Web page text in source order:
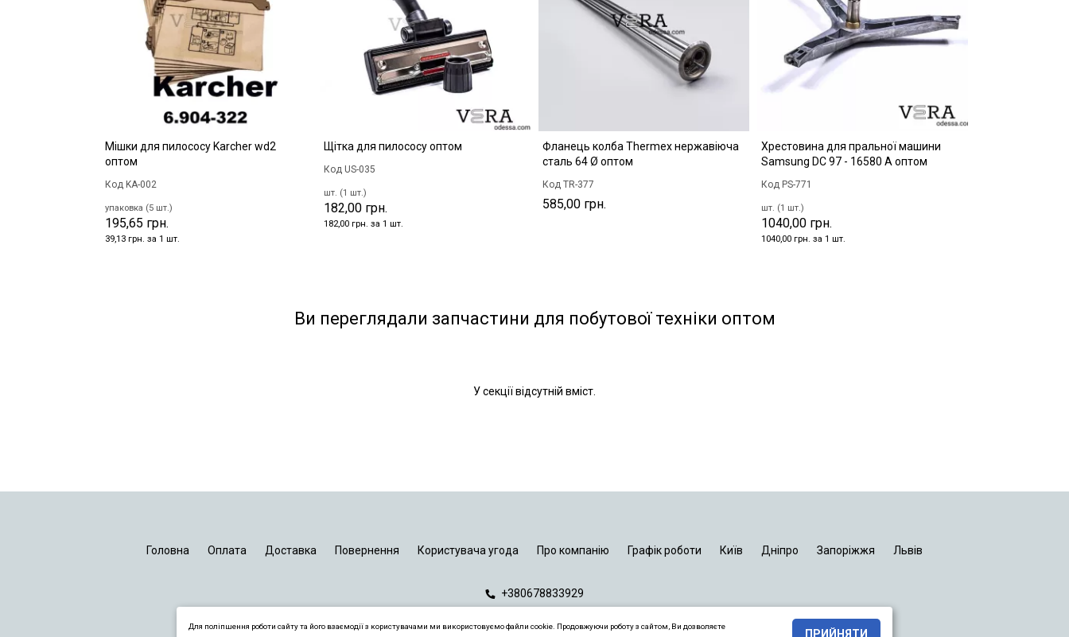
Мішки для пилососу Karcher wd2
оптом
Код KA-002
упаковка (5 шт.)
195,65 грн.
39,13 грн. за 1 шт.
Щітка для пилососу оптом
Код US-035
шт. (1 шт.)
182,00 грн.
182,00 грн. за 1 шт.
Фланець колба Thermex нержавіюча
сталь 64 Ø оптом
Код TR-377
585,00 грн.
Хрестовина для пральної машини
Samsung DC 97 - 16580 А оптом
Код PS-771
шт. (1 шт.)
1040,00 грн.
1040,00 грн. за 1 шт.
Ви переглядали запчастини для побутової техніки оптом
У секції відсутній вміст.
Головна Оплата Доставка Повернення Користувача угода Про компанію Графік роботи Київ Дніпро Запоріжжя Львів
+380678833929
Для поліпшення роботи сайту та його взаємодії з користувачами ми використовуємо файли cookie. Продовжуючи роботу з сайтом, Ви дозволяєте
ПРИЙНЯТИ